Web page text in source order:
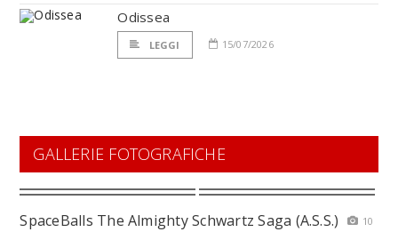
Odissea
LEGGI 15/07/2026
GALLERIE FOTOGRAFICHE
SpaceBalls The Almighty Schwartz Saga (A.S.S.)
10